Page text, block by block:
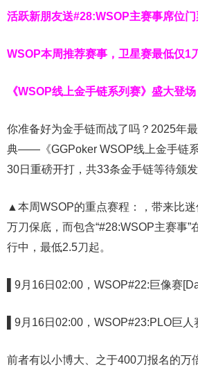
活跃新朋友送#28:WSOP主赛事席位门
WSOP本周推荐赛事，卫星赛最低仅1
《WSOP线上金手链系列赛》 盛大登场
你准备好为金手链而战了吗？2025年
典——《GGPoker WSOP线上金手链
30日重磅开打，共33条金手链等待颁发
▲本周WSOP的重点赛程：，带来比
万刀保底，而包含“#28:WSOP主赛事”
行中，最低2.5刀起。
▌9月16日02:00，WSOP#22:巨像赛
▌9月16日02:00，WSOP#23:PLO巨
前者有以小博大、之于400刀报名的万